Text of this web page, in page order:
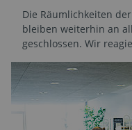
Die Räumlichkeiten
bleiben weiterhin an
geschlossen. Wir